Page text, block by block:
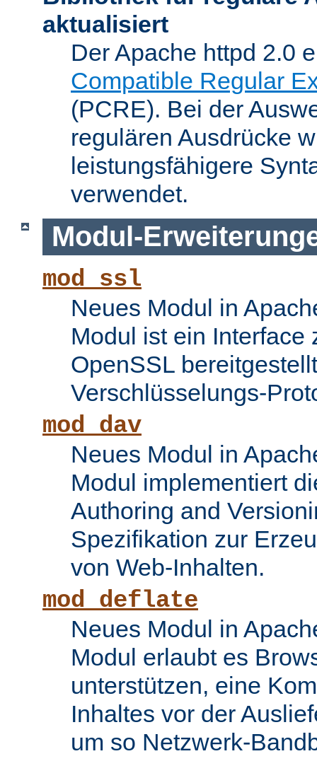
aktualisiert
Der Apache httpd 2.0
Compatible Regular
(PCRE). Bei der
regulären Ausdrücke
leistungsfähigere
verwendet.
Modul-
mod_ssl
Neues Modul in
Modul ist ein Interface
OpenSSL
Verschlüsselungs-
mod_dav
Neues Modul in
Modul implementiert
Authoring and
Spezifikation zur
von Web-Inhalten.
mod_deflate
Neues Modul in
Modul erlaubt es
unterstützen, eine
Inhaltes vor der
um so Netzwerk-